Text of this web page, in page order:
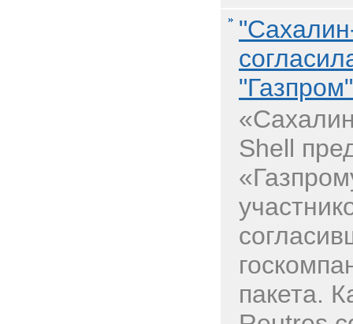
Shell
пакета.